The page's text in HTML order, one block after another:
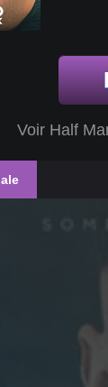
Voir Half